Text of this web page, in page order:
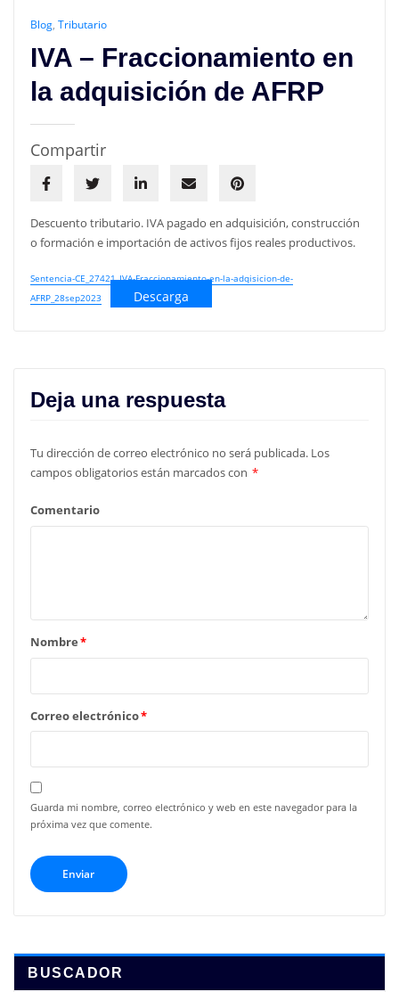
Blog, Tributario
IVA – Fraccionamiento en
la adquisición de AFRP
Compartir
Descuento tributario. IVA pagado en adquisición, construcción
o formación e importación de activos fijos reales productivos.
Sentencia-CE_27421_IVA-Fraccionamiento-en-la-adqisicion-de-
AFRP_28sep2023
Descarga
Deja una respuesta
Tu dirección de correo electrónico no será publicada. Los
campos obligatorios están marcados con *
Comentario
Nombre*
Correo electrónico*
Guarda mi nombre, correo electrónico y web en este navegador para la
próxima vez que comente.
BUSCADOR